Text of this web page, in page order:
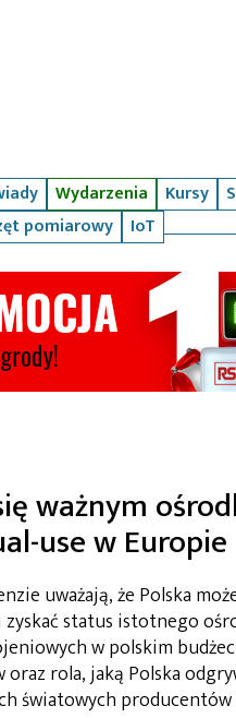
Wydarzenia Kursy
pomiarowy
IoT
ważnym
use w Europie
uważają, że Polska
status istotnego
w polskim
rola, jaką Polska
światowych